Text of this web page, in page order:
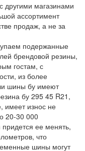
магазинами
ассортимент
продаж, а не за
подержанные
брендовой резины,
гостам, с
из более
шины бу имеют
бу 295 45 R21,
имеет износ не
20-30 000
ее менять,
что
шины могут